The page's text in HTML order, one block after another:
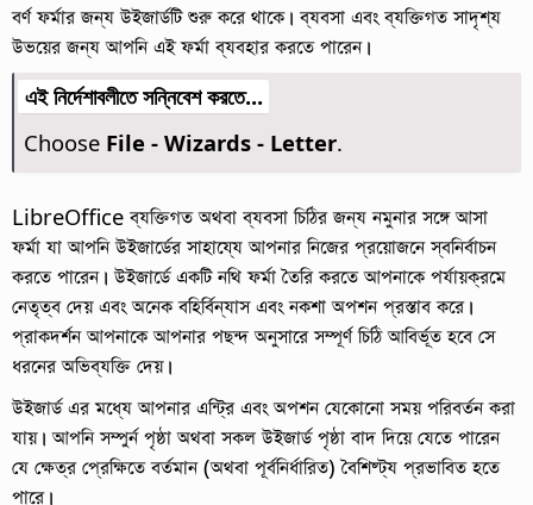
বর্ণ ফর্মার জন্য উইজার্ডটি শুরু করে থাকে। ব্যবসা এবং ব্যক্তিগত সাদৃশ্য
উভয়ের জন্য আপনি এই ফর্মা ব্যবহার করতে পারেন।
এই নির্দেশাবলীতে সন্নিবেশ করতে...
Choose File - Wizards - Letter.
LibreOffice ব্যক্তিগত অথবা ব্যবসা চিঠির জন্য নমুনার সঙ্গে আসা
ফর্মা যা আপনি উইজার্ডের সাহায্যে আপনার নিজের প্রয়োজনে স্বনির্বাচন
করতে পারেন। উইজার্ডে একটি নথি ফর্মা তৈরি করতে আপনাকে পর্যায়ক্রমে
নেতৃত্ব দেয় এবং অনেক বহির্বিন্যাস এবং নকশা অপশন প্রস্তাব করে।
প্রাকদর্শন আপনাকে আপনার পছন্দ অনুসারে সম্পূর্ণ চিঠি আবির্ভূত হবে সে
ধরনের অভিব্যক্তি দেয়।
উইজার্ড এর মধ্যে আপনার এন্ট্রি এবং অপশন যেকোনো সময় পরিবর্তন করা
যায়। আপনি সম্পুর্ন পৃষ্ঠা অথবা সকল উইজার্ড পৃষ্ঠা বাদ দিয়ে যেতে পারেন
যে ক্ষেত্র প্রেক্ষিতে বর্তমান (অথবা পূর্বনির্ধারিত) বৈশিষ্ট্য প্রভাবিত হতে
পারে।